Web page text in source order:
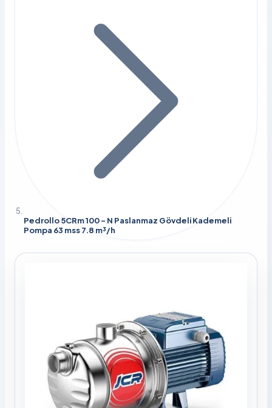
Pedrollo 5CRm 100 - N Paslanmaz Gövdeli Kademeli
Pompa 63 mss 7.8 m³/h